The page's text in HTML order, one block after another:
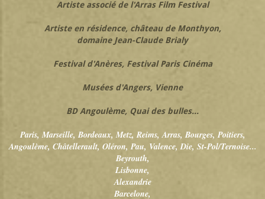
Artiste associé de l'Arras Film Festival
Artiste en résidence, château de Monthyon,
domaine Jean-Claude Brialy
Festival d'Anères, Festival Paris Cinéma
Musées d'Angers, Vienne
BD Angoulème, Quai des bulles...
Paris, Marseille, Bordeaux, Metz, Reims, Arras, Bourges, Poitiers,
Angoulème, Châtellerault, Oléron, Pau, Valence, Die, St-Pol/Ternoise...
Beyrouth,
Lisbonne,
Alexandrie
Barcelone,